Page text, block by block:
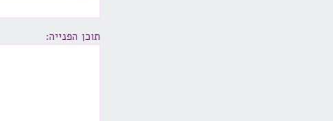
תוכן הפנייה: